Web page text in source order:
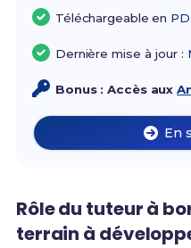
Téléchargeable en
Dernière mise à jour :
Bonus : Accès aux
En
Rôle du tuteur à
terrain à